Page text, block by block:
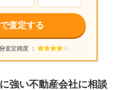
土地面積:112㎡
査定する
査定精度 ：
強い不動産会社に相談